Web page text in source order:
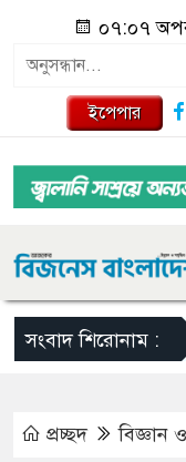
০৭:০৭
ইপেপার
সংবাদ শিরোনাম :
প্রচ্ছদ বিজ্ঞান